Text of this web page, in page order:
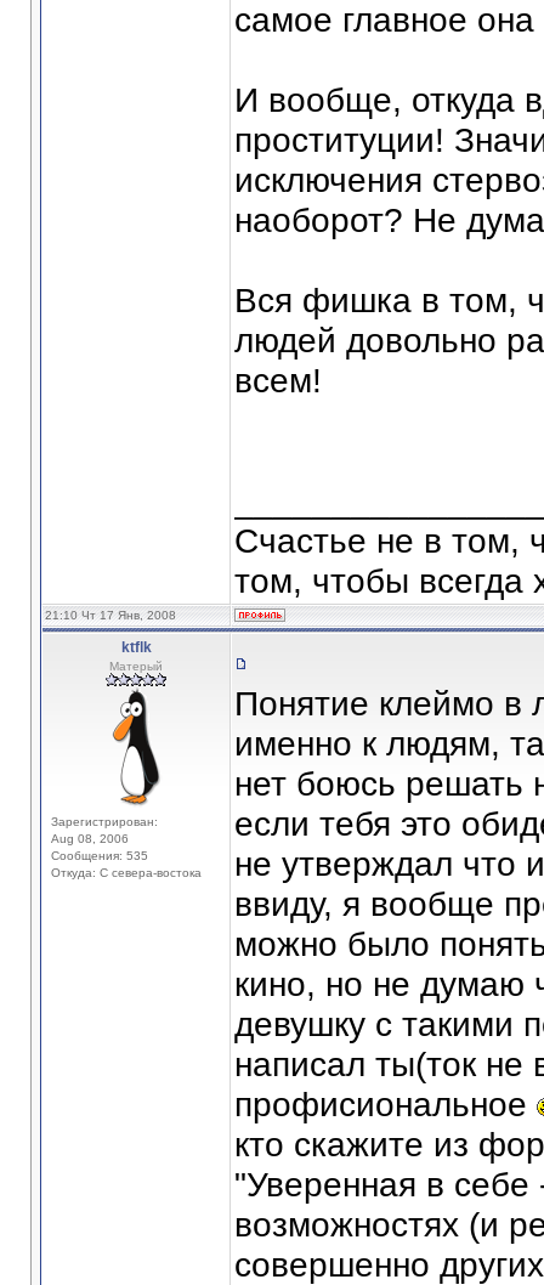
самое главное она
И вообще, откуда
проституции!
исключения
наоборот? Не
Вся фишка в том,
людей довольно
всем!
Счастье не в том,
том, чтобы всегда
21:10 Чт 17 Янв, 2008
ktflk
Матерый
Зарегистрирован:
Aug 08, 2006
Сообщения: 535
Откуда: С севера-востока
Понятие клеймо в
именно к людям,
нет боюсь решать
если тебя это
не утверждал что
ввиду, я вообще
можно было
кино, но не думаю
девушку с такими
написал ты(ток не
профисиональное
кто скажите из
"Уверенная в себе
возможностях (и
совершенно